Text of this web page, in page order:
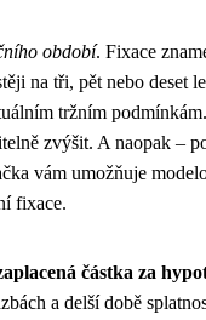
období. Fixace
na tři, pět nebo deset
tržním
zvýšit. A naopak –
vám umožňuje
fixace.
částka za
a delší době